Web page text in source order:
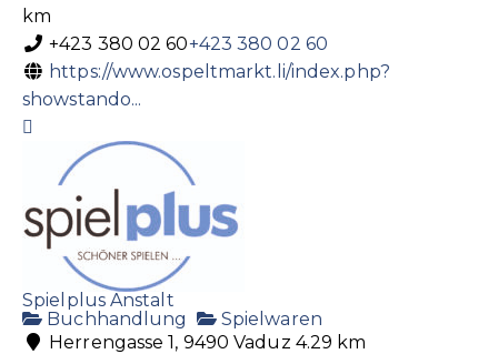
km
+423 380 02 60+423 380 02 60
https://www.ospeltmarkt.li/index.php?
showstando...
Spielplus Anstalt
Buchhandlung
Spielwaren
Herrengasse 1, 9490 Vaduz 4.29 km